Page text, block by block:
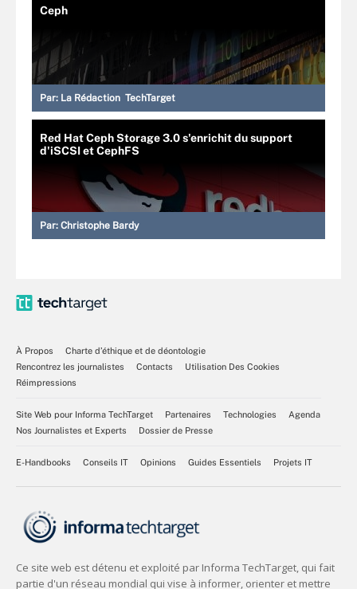
Ceph
Par: La Rédaction TechTarget
Red Hat Ceph Storage 3.0 s'enrichit du support
d'iSCSI et CephFS
Par: Christophe Bardy
À Propos
Charte d’éthique et de déontologie
Rencontrez les journalistes
Contacts
Utilisation Des Cookies
Réimpressions
Site Web pour Informa TechTarget Partenaires Technologies
Agenda
Nos Journalistes et Experts
Dossier de Presse
E-Handbooks Conseils IT Opinions Guides Essentiels Projets IT